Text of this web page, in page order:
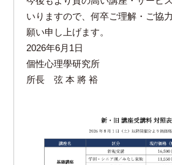
いりますので、何卒ご理解・ご協
願い申し上げます。
2026年6月1日
個性心理學研究所
所長 弦 本 將 裕